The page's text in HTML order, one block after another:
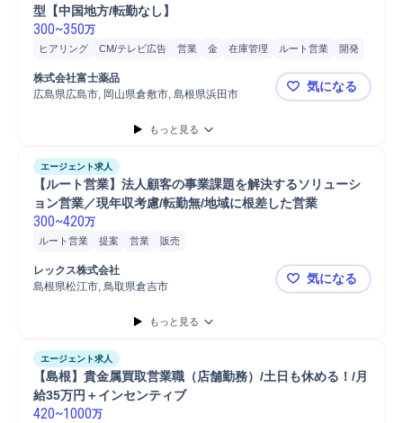
型【中国地方/転勤なし】
300~350万
ヒアリング CM/テレビ広告 営業 金 在庫管理 ルート営業
開発
タブレット
提案
株式会社富士薬品
広島県広島市, 岡山県倉敷市, 島根県浜田市
✨未経験歓
気になる
もっと見る
エージェント求人
【ルート営業】法人顧客の事業課題を解決するソリューシ
ョン営業／現年収考慮/転勤無/地域に根差した営業
300~420万
ルート営業 提案 営業 販売
レックス株式会社
島根県松江市, 鳥取県倉吉市
【ルート営
気になる
もっと見る
エージェント求人
【島根】貴金属買取営業職（店舗勤務）/土日も休める！/月
給35万円＋インセンティブ
420~1000万